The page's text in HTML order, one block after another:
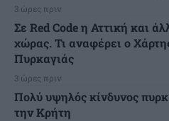
3 ώρες πριν
Σε Red Code η Αττική και
χώρας. Τι αναφέρει ο
Πυρκαγιάς
3 ώρες πριν
Πολύ υψηλός κίνδυνος
την Κρήτη